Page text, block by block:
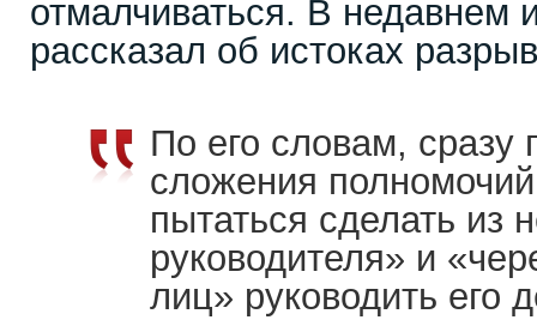
отмалчиваться. В недавнем
рассказал об истоках
По его словам, сразу
сложения
пытаться сделать из
руководителя» и
лиц» руководить его